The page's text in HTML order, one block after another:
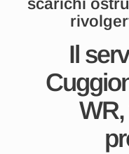
Il